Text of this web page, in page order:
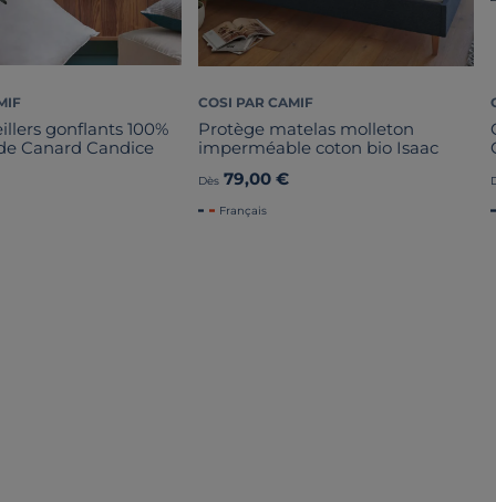
gonflants 100%
Canard Candice
COSI PAR CAMIF
Protège matelas molleton
imperméable coton bio Isaac
Dès 79,00 €
Français